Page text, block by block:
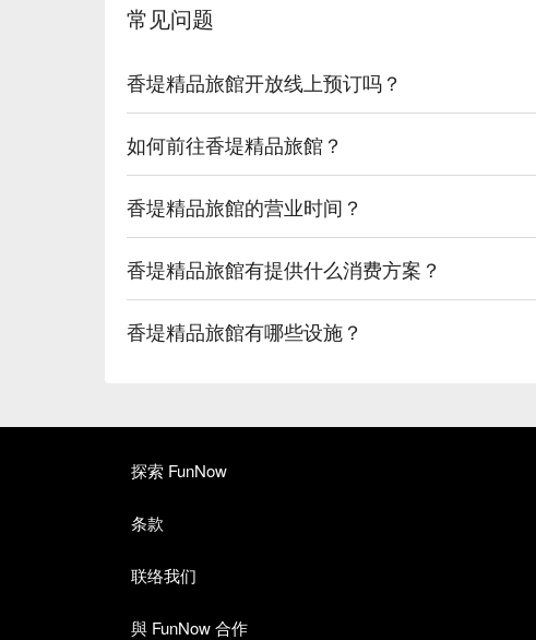
常见问题
香堤精品旅館开放线上预订吗？
如何前往香堤精品旅館？
香堤精品旅館的营业时间？
香堤精品旅館有提供什么消费方案？
香堤精品旅館有哪些设施？
探索 FunNow
条款
联络我们
與 FunNow 合作